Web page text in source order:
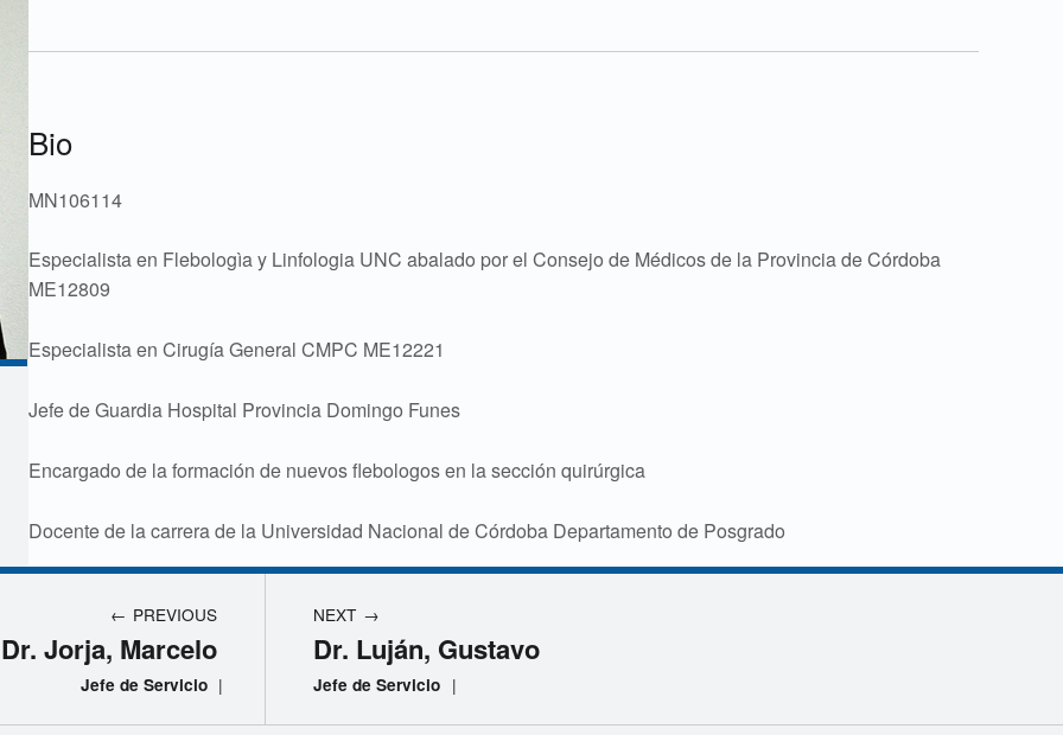
Bio
MN106114
Especialista en Flebologìa y Linfologia UNC abalado por el Consejo de Médicos de la Provincia de Córdoba
ME12809
Especialista en Cirugía General CMPC ME12221
Jefe de Guardia Hospital Provincia Domingo Funes
Encargado de la formación de nuevos flebologos en la sección quirúrgica
Docente de la carrera de la Universidad Nacional de Córdoba Departamento de Posgrado
PREVIOUS
Dr. Jorja, Marcelo
Jefe de Servicio |
NEXT
Dr. Luján, Gustavo
Jefe de Servicio |